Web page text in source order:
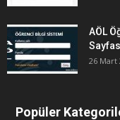
AÖL
26 Mart
Popüler